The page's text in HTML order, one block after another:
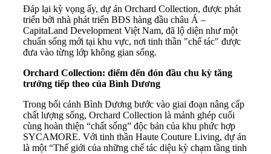
Đáp lại kỳ vọng ấy, dự án Orchard Collection, được phát
triển bởi nhà phát triển BĐS hàng đầu châu Á –
CapitaLand Development Việt Nam, đã lộ diện như một
chuẩn sống mới tại khu vực, nơi tinh thần "chế tác" được
đưa vào từng lớp không gian sống.
Orchard Collection: điểm đến đón đầu chu kỳ tăng
trưởng tiếp theo của Bình Dương
Trong bối cảnh Bình Dương bước vào giai đoạn nâng cấp
chất lượng sống, Orchard Collection là mảnh ghép cuối
cùng hoàn thiện “chất sống” độc bản của khu phức hợp
SYCAMORE. Với tinh thần Haute Couture Living, dự án
là một “Thế giới của những chế tác diệu kỳ chạm tầng tinh